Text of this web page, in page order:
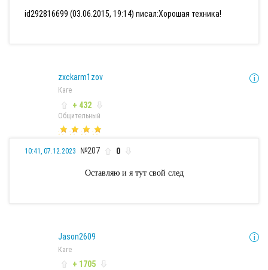
id292816699 (03.06.2015, 19:14) писал:Хорошая техника!
zxckarm1zov
Каге
+ 432
Общительный
10:41, 07.12.2023 №207 0
Оставляю и я тут свой след
Jason2609
Каге
+ 1705